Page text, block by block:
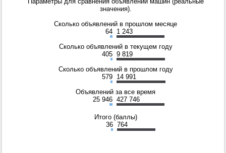
значения).
Сколько объявлений в прошлом месяце
64 1 243
Сколько объявлений в текущем году
405 9 819
Сколько объявлений в прошлом году
579 14 991
Объявлений за все время
25 946 427 746
Итого (баллы)
36 764